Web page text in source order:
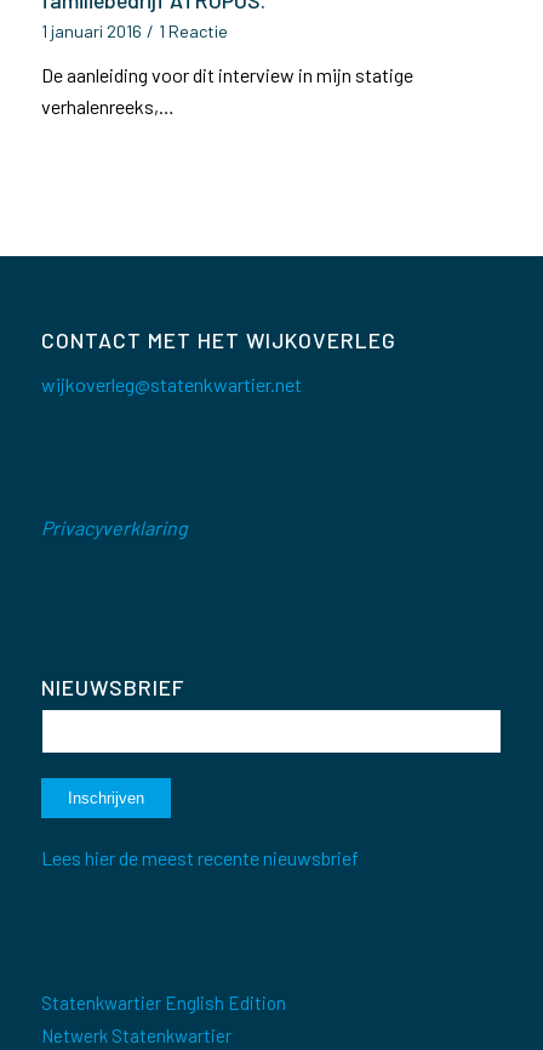
1 januari 2016 / 1 Reactie
De aanleiding voor dit interview in mijn statige
verhalenreeks,…
CONTACT MET HET WIJKOVERLEG
wijkoverleg@statenkwartier.net
Privacyverklaring
NIEUWSBRIEF
Lees hier de meest recente nieuwsbrief
Statenkwartier English Edition
Netwerk Statenkwartier